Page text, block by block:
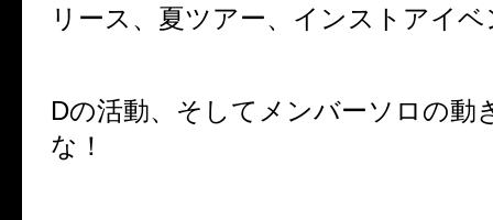
リース、夏ツアー、インストアイ
Dの活動、そしてメンバーソロの動
な！